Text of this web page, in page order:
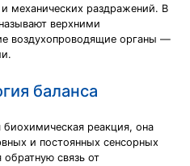
механических раздражений. В
верхними
воздухопроводящие органы —
баланса
реакция, она
и постоянных сенсорных
связь от